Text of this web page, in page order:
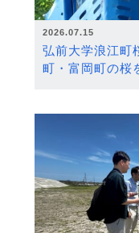
2026.07.15
弘前大学浪江
町・富岡町の桜